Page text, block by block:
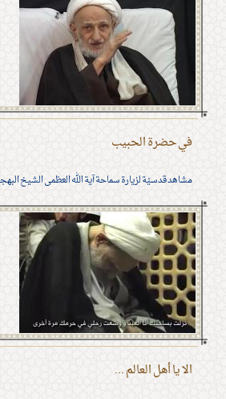
في حضرة الحبيب
مشاهد قدسيّة لزيارة سماحة آية الله العظمى الشيخ
الا يا أهل العالم ...